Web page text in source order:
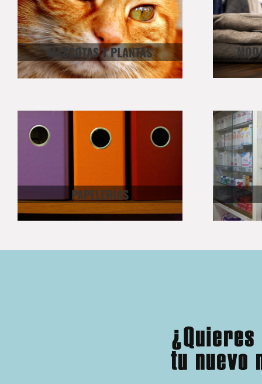
MASCOTAS Y PLANTAS
PAPELERÍAS